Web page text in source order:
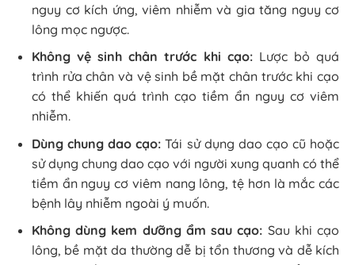
nguy cơ kích ứng, viêm nhiễm và gia tăng nguy cơ
lông mọc ngược.
Không vệ sinh chân trước khi cạo: Lược bỏ quá
trình rửa chân và vệ sinh bề mặt chân trước khi cạo
có thể khiến quá trình cạo tiềm ẩn nguy cơ viêm
nhiễm.
Dùng chung dao cạo: Tái sử dụng dao cạo cũ hoặc
sử dụng chung dao cạo với người xung quanh có thể
tiềm ẩn nguy cơ viêm nang lông, tệ hơn là mắc các
bệnh lây nhiễm ngoài ý muốn.
Không dùng kem dưỡng ẩm sau cạo: Sau khi cạo
lông, bề mặt da thường dễ bị tổn thương và dễ kích